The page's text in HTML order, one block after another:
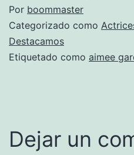
Por boommaster
Categorizado como
Destacamos
Etiquetado como aimee
Dejar un